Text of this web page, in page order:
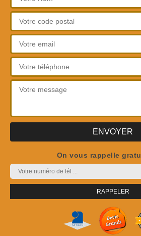
On vous rappelle